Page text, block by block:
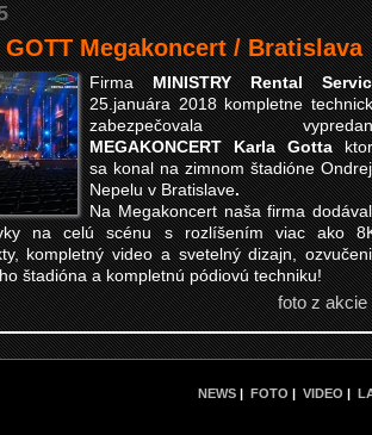
GOTT Megakoncert / Bratislava
FirmaMINISTRY Rental
25.januára 2018 kompletne
zabezpečovala
MEGAKONCERT Karla Gotta
sa konal na zimnom štadióne
Nepelu v Bratislave.
Na Megakoncert naša firma
na celú scénu s rozlíšením viac ako
kompletný video a svetelný dizajn,
štadióna a kompletnú pódiovú techniku!
foto z akcie
NEWS | FOTO | VIDEO |